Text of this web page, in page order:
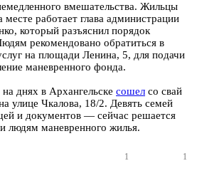
вмешательства. Жильцы
работает глава администрации
который разъяснил порядок
рекомендовано обратиться в
на площади Ленина, 5, для подачи
маневренного фонда.
днях в Архангельске сошел со свай
улице Чкалова, 18/2. Девять семей
и документов — сейчас решается
людям маневренного жилья.
1 1